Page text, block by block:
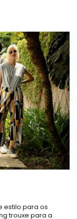
estilo para os
trouxe para a